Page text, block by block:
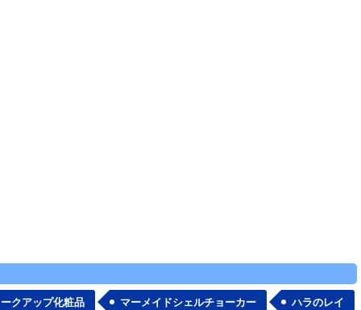
クアップ化粧品 マーメイドシェルチョーカー ハラのレイ